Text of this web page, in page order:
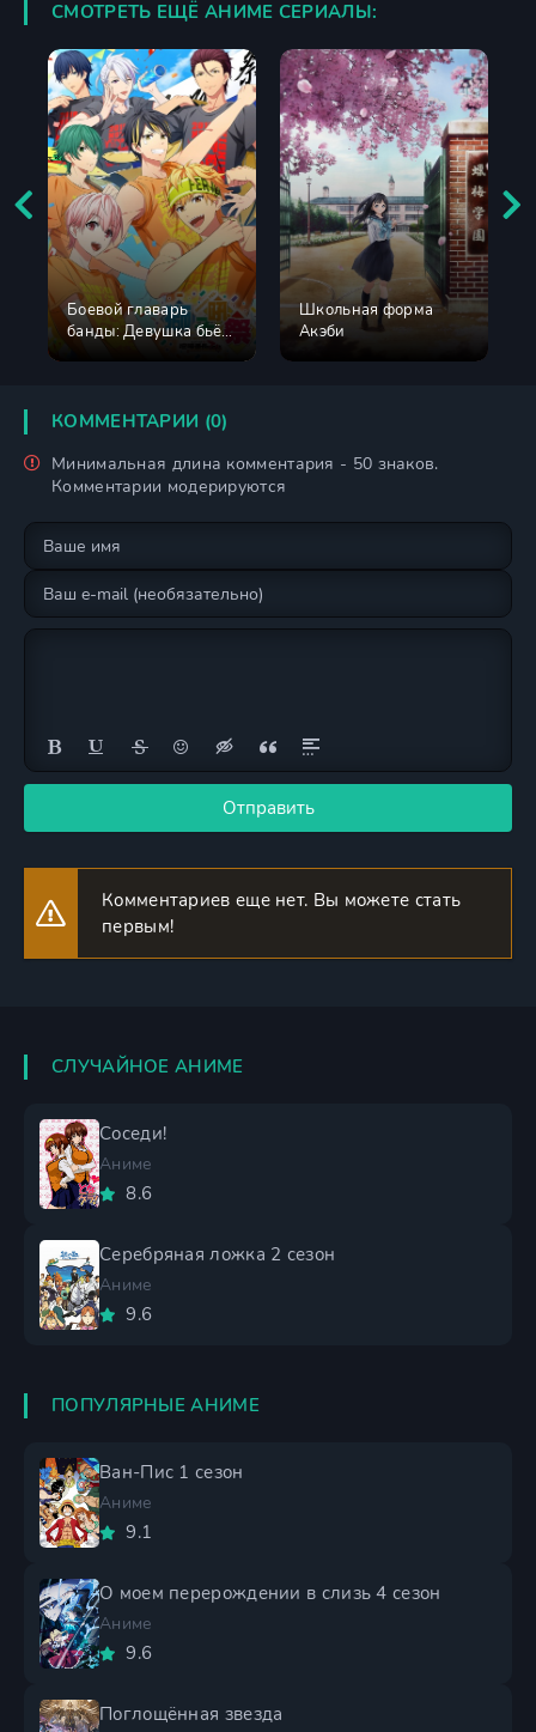
СМОТРЕТЬ ЕЩЁ АНИМЕ СЕРИАЛЫ:
Боевой главарь
банды: Девушка бьёт
Школьная форма
Акэби
КОММЕНТАРИИ (0)
Минимальная длина комментария - 50 знаков.
Комментарии модерируются
Отправить
Комментариев еще нет. Вы можете стать
первым!
СЛУЧАЙНОЕ АНИМЕ
Соседи!
Аниме
8.6
Серебряная ложка 2 сезон
Аниме
9.6
ПОПУЛЯРНЫЕ АНИМЕ
Ван-Пис 1 сезон
Аниме
9.1
О моем перерождении в слизь 4 сезон
Аниме
9.6
Поглощённая звезда